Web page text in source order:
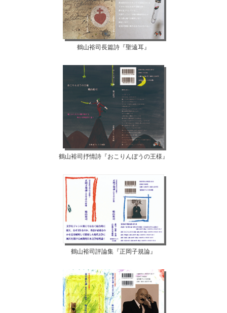
鶴山裕司長篇詩『聖遠耳』
鶴山裕司抒情詩『おこりんぼうの王様』
鶴山裕司評論集『正岡子規論』